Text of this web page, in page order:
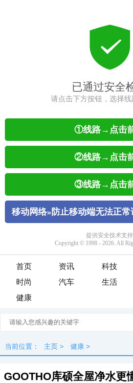
首页 资讯 科技
时尚
汽车 生活
健康
当前位置： 主页 > 健康 >
GOOTHO库硕全屋净水更